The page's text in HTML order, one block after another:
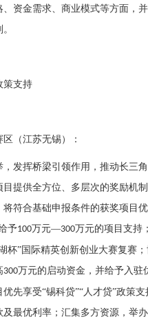
、资金需求、商业模式等方面，
策支持
（江苏无锡）：
，发挥桥梁引领作用，推动长三
目提供全方位、多层次的奖励机
将符合基础申报条件的获奖项目
予100万元—300万元的项目支持
杯”国际精英创新创业大赛复赛；
300万元的启动资金，并给予入驻
先享受“锡科贷”“人才贷”政策
及最优利率；汇集多方资源，举